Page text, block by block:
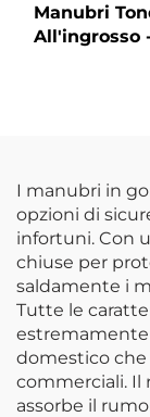
Manubri
All'ingrosso
I manubri in
opzioni di
infortuni. Con
chiuse per
saldamente i
Tutte le
estremamente
domestico
commerciali.
assorbe il